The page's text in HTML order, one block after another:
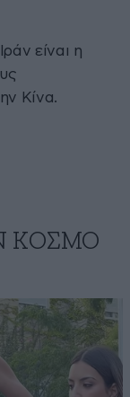
είναι η
Κίνα.
ΚΟΣΜΟ